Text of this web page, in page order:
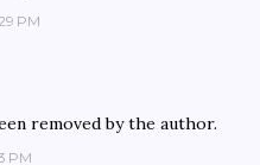
PM
removed by the author.
PM